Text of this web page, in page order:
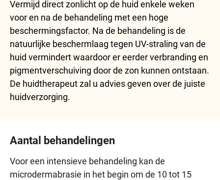
Vermijd direct zonlicht op de huid enkele weken
voor en na de behandeling met een hoge
beschermingsfactor. Na de behandeling is de
natuurlijke beschermlaag tegen UV-straling van de
huid vermindert waardoor er eerder verbranding en
pigmentverschuiving door de zon kunnen ontstaan.
De huidtherapeut zal u advies geven over de juiste
huidverzorging.
Aantal behandelingen
Voor een intensieve behandeling kan de
microdermabrasie in het begin om de 10 tot 15